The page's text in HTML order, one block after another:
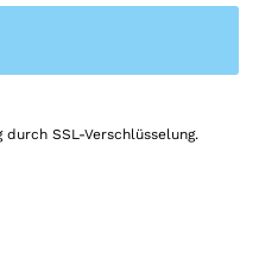
durch SSL-Verschlüsselung.